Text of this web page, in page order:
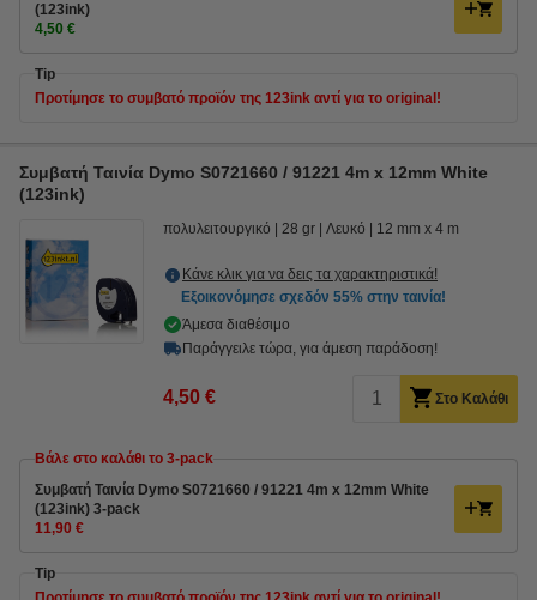
(123ink)
4,50 €
Tip
Προτίμησε το συμβατό προϊόν της 123ink αντί για το original!
Συμβατή Ταινία Dymo S0721660 / 91221 4m x 12mm White
(123ink)
πολυλειτουργικό 28 gr Λευκό 12 mm x 4 m
Κάνε κλικ για να δεις τα χαρακτηριστικά!
Εξοικονόμησε σχεδόν 55% στην ταινία!
Άμεσα διαθέσιμο
Παράγγειλε τώρα, για άμεση παράδοση!
4,50 € Στο Καλάθι
Βάλε στο καλάθι το 3-pack
Συμβατή Ταινία Dymo S0721660 / 91221 4m x 12mm White
(123ink) 3-pack
11,90 €
Tip